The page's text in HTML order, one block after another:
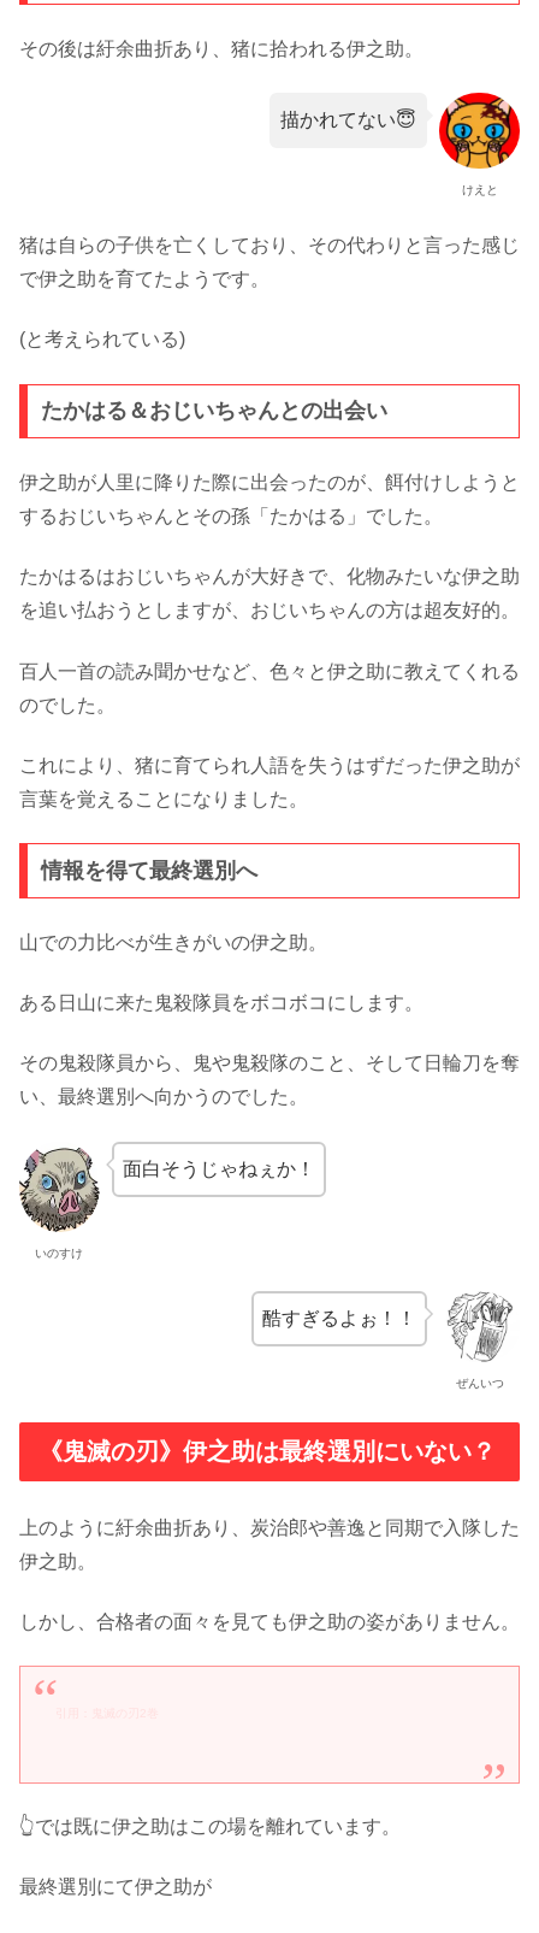
その後は紆余曲折あり、猪に拾われる伊之助。
けえと
描かれてない😇
猪は自らの子供を亡くしており、その代わりと言った感じ
で伊之助を育てたようです。
(と考えられている)
たかはる＆おじいちゃんとの出会い
伊之助が人里に降りた際に出会ったのが、餌付けしようと
するおじいちゃんとその孫「たかはる」でした。
たかはるはおじいちゃんが大好きで、化物みたいな伊之助
を追い払おうとしますが、おじいちゃんの方は超友好的。
百人一首の読み聞かせなど、色々と伊之助に教えてくれる
のでした。
これにより、猪に育てられ人語を失うはずだった伊之助が
言葉を覚えることになりました。
情報を得て最終選別へ
山での力比べが生きがいの伊之助。
ある日山に来た鬼殺隊員をボコボコにします。
その鬼殺隊員から、鬼や鬼殺隊のこと、そして日輪刀を奪
い、最終選別へ向かうのでした。
いのすけ
面白そうじゃねぇか！
ぜんいつ
酷すぎるよぉ！！
《鬼滅の刃》伊之助は最終選別にいない？
上のように紆余曲折あり、炭治郎や善逸と同期で入隊した
伊之助。
しかし、合格者の面々を見ても伊之助の姿がありません。
👆では既に伊之助はこの場を離れています。
最終選別にて伊之助が